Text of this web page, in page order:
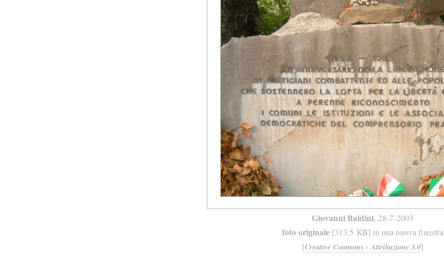
Giovanni Baldini, 28-7-2003
foto originale [313,5 KB] in una nuova finestra
[Creative Commons - Attribuzione 3.0]